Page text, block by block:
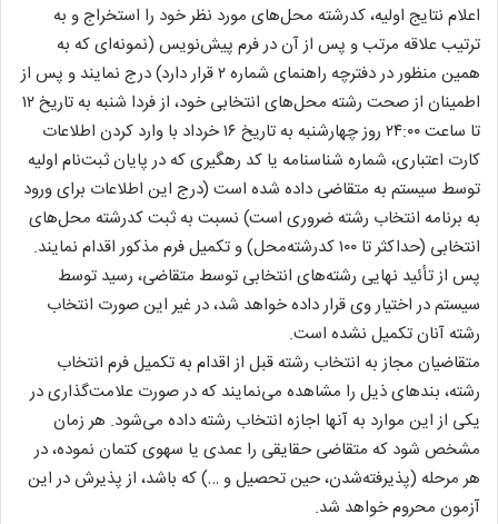
اعلام نتایج اولیه، کدرشته محل‌های مورد نظر خود را استخراج و به
ترتیب علاقه مرتب و پس از آن در فرم پیش‌نویس (نمونه‌ای که به
همین منظور در دفترچه راهنمای شماره ۲ قرار دارد) درج نمایند و پس از
اطمینان از صحت رشته محل‌های انتخابی خود، از فردا شنبه به تاریخ ۱۲
تا ساعت ۲۴:۰۰ روز چهارشنبه به تاریخ ۱۶ خرداد با وارد کردن اطلاعات
کارت اعتباری، شماره شناسنامه یا کد رهگیری که در پایان ثبت‌نام اولیه
توسط سیستم به متقاضی داده شده است (درج این اطلاعات برای ورود
به برنامه انتخاب رشته ضروری است) نسبت به ثبت کدرشته محل‌های
انتخابی (حداکثر تا ۱۰۰ کدرشته‌محل) و تکمیل فرم مذکور اقدام نمایند.
پس از تأئید نهایی رشته‌های انتخابی توسط متقاضی، رسید توسط
سیستم در اختیار وی قرار داده خواهد شد، در غیر این صورت انتخاب
رشته آنان تکمیل نشده است.
متقاضیان مجاز به انتخاب رشته قبل از اقدام به تکمیل فرم انتخاب
رشته، بندهای ذیل را مشاهده می‌نمایند که در صورت علامت‌گذاری در
یکی از این موارد به آنها اجازه انتخاب رشته داده می‌شود. هر زمان‌
مشخص‌ شود که‌ متقاضی‌ حقایقی را عمدی یا سهوی کتمان‌ نموده‌، در
هر مرحله ‌(پذیرفته‌شدن‌، حین‌ تحصیل‌ ‌و …) که باشد، از پذیرش در این
آزمون‌ محروم‌ خواهد شد.